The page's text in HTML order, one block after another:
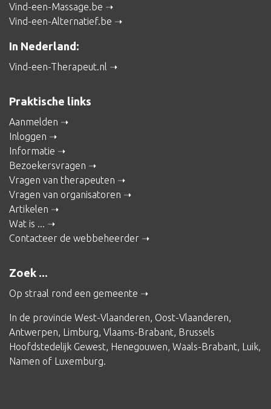
Vind-een-Massage.be
Vind-een-Alternatief.be
In Nederland:
Vind-een-Therapeut.nl
Praktische links
Aanmelden
Inloggen
Informatie
Bezoekersvragen
Vragen van therapeuten
Vragen van organisatoren
Artikelen
Wat is ...
Contacteer de webbeheerder
Zoek ...
Op straal rond een gemeente
In de provincie West-Vlaanderen, Oost-Vlaanderen,
Antwerpen, Limburg, Vlaams-Brabant, Brussels
Hoofdstedelijk Gewest, Henegouwen, Waals-Brabant, Luik,
Namen of Luxemburg.